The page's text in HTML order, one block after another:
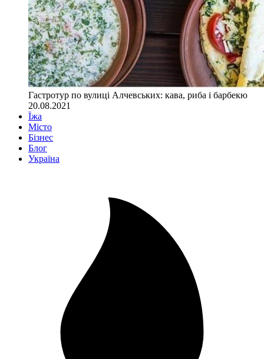
Гастротур по вулиці Алчевських: кава, риба і барбекю
20.08.2021
Їжа
Місто
Бізнес
Блог
Україна